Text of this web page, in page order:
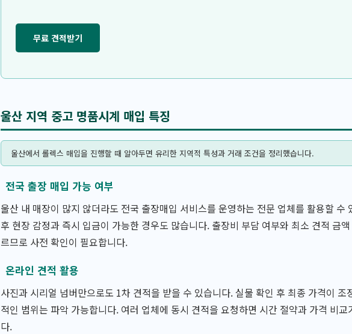
무료 견적받기
울산 지역 중고 명품시계 매입 특징
울산에서 롤렉스 매입을 진행할 때 알아두면 유리한 지역적 특성과 거래 조건을 정리했습니다.
전국 출장 매입 가능 여부
울산 내 매장이 많지 않더라도 전국 출장매입 서비스를 운영하는 전문 업체를 활용할 수
후 현장 감정과 즉시 입금이 가능한 경우도 많습니다. 출장비 부담 여부와 최소 견적 금
르므로 사전 확인이 필요합니다.
온라인 견적 활용
사진과 시리얼 넘버만으로도 1차 견적을 받을 수 있습니다. 실물 확인 후 최종 가격이 조
적인 범위는 파악 가능합니다. 여러 업체에 동시 견적을 요청하면 시간 절약과 가격 비
다.